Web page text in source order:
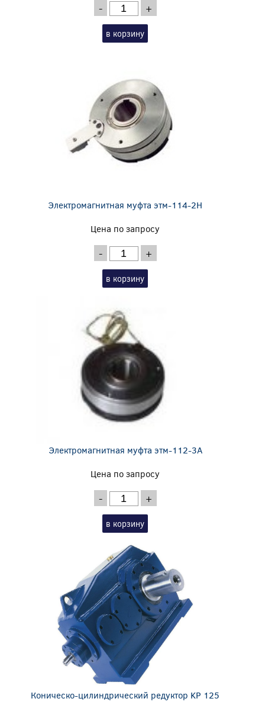
- +
в корзину
Электромагнитная муфта этм-114-2Н
Цена по запросу
- +
в корзину
Электромагнитная муфта этм-112-3А
Цена по запросу
- +
в корзину
Коническо-цилиндрический редуктор KP 125